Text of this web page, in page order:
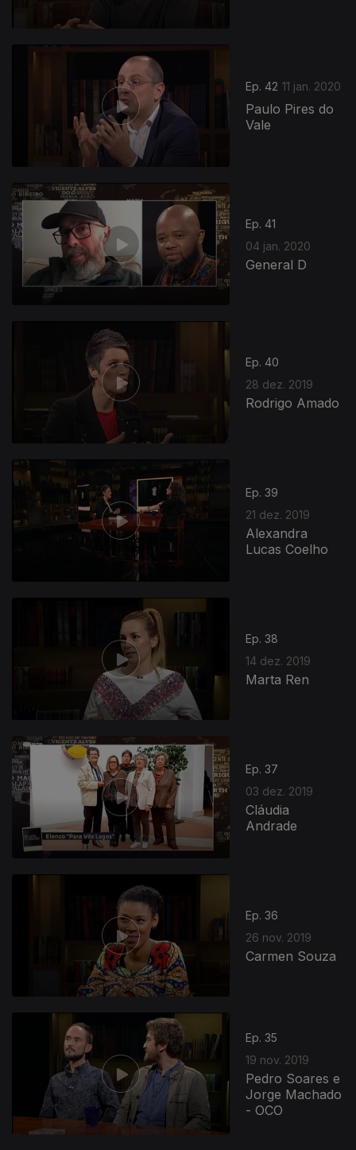
Ep. 42 11 jan. 2020
Paulo Pires do
Vale
Ep. 41
04 jan. 2020
General D
Ep. 40
28 dez. 2019
Rodrigo Amado
Ep. 39
21 dez. 2019
Alexandra
Lucas Coelho
Ep. 38
14 dez. 2019
Marta Ren
Ep. 37
03 dez. 2019
Cláudia
Andrade
Ep. 36
26 nov. 2019
Carmen Souza
Ep. 35
19 nov. 2019
Pedro Soares e
Jorge Machado
- OCO